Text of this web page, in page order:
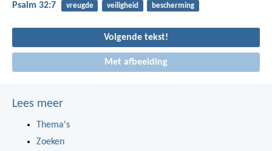
Psalm 32:7 vreugde veiligheid bescherming
Volgende tekst!
Met afbeelding
Lees meer
Thema's
Zoeken